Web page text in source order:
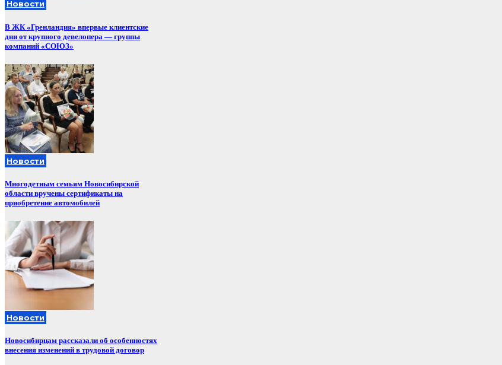
Новости
В ЖК «Гренландия» впервые клиентские
дни от крупного девелопера — группы
компаний «СОЮЗ»
Новости
Многодетным семьям Новосибирской
области вручены сертификаты на
приобретение автомобилей
Новости
Новосибирцам рассказали об особенностях
внесения изменений в трудовой договор